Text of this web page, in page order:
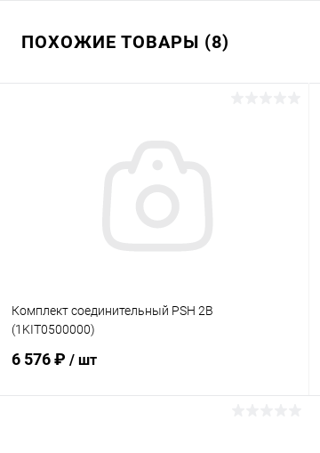
ПОХОЖИЕ ТОВАРЫ (8)
Комплект соединительный PSH 2B
(1KIT0500000)
6 576 ₽ / шт